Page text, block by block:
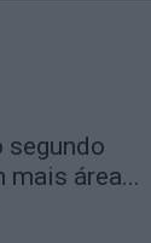
segundo
área...